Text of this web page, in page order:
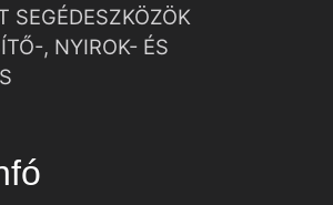
SEGÉDESZKÖZÖK
, NYIROK- ÉS